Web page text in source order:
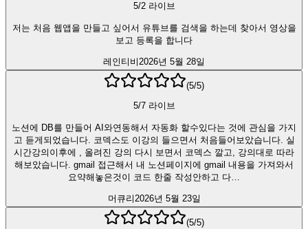
5/2 라이브
저는 처음 웹앱을 만들고 싶어서 유튜브를 검색을 하는데 찾아서 영상을
보고 등록을 합니다
레인티비2026년 5월 28일
(5/5)
5/7 라이브
노션에 DB를 만들어 AI와연동해서 자동화 할수있다는 것에 관심을 가지
고 듣게되었습니다. 코덱스도 이강의 들으면서 처음들어보았습니다. 실
시간강의이후에 , 올려진 강의 다시 보면서 코덱스 깔고, 강의대로 따라
해보았습니다. gmail 접근해서 내 노션페이지에 gmail 내용을 가져와서
요약해놓은것이 코드 한줄 작성안하고 다…
머큐리2026년 5월 23일
(5/5)